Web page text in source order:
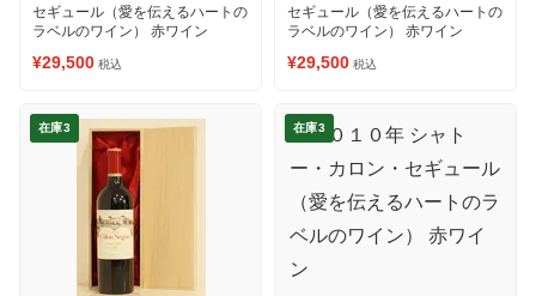
セギュール（愛を伝えるハートの
ラベルのワイン） 赤ワイン
¥29,500 税込
セギュール（愛を伝えるハートの
ラベルのワイン） 赤ワイン
¥29,500 税込
在庫3 在庫3